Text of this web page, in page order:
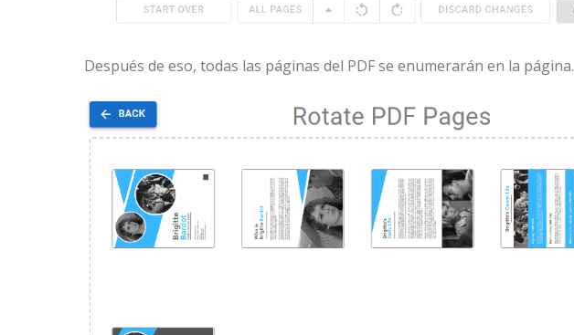
Después de eso, todas las páginas del PDF se enumerarán en la página.